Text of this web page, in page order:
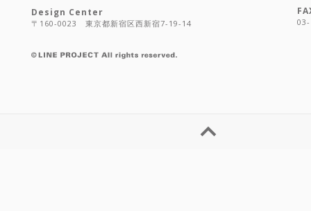
Design Center
〒160-0023 東京都新宿区西新宿7-19-14